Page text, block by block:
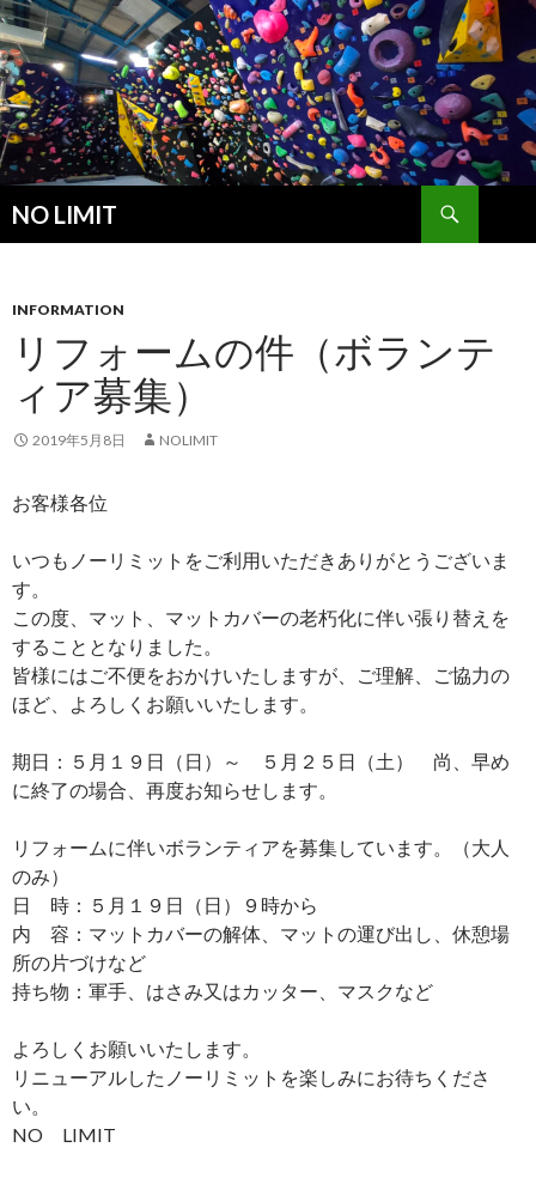
NO LIMIT
索
ン
ツ
へ
ッ
INFORMATION
リフォームの件（ボランテ
ィア募集）
2019年5月8日 NOLIMIT
お客様各位
いつもノーリミットをご利用いただきありがとうございま
す。
この度、マット、マットカバーの老朽化に伴い張り替えを
することとなりました。
皆様にはご不便をおかけいたしますが、ご理解、ご協力の
ほど、よろしくお願いいたします。
期日：５月１９日（日）～ ５月２５日（土） 尚、早め
に終了の場合、再度お知らせします。
リフォームに伴いボランティアを募集しています。（大人
のみ）
日 時：５月１９日（日）９時から
内 容：マットカバーの解体、マットの運び出し、休憩場
所の片づけなど
持ち物：軍手、はさみ又はカッター、マスクなど
よろしくお願いいたします。
リニューアルしたノーリミットを楽しみにお待ちくださ
い。
NO LIMIT